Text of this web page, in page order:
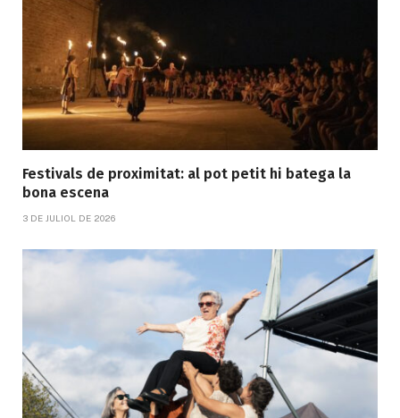
Festivals de proximitat: al pot petit hi batega la
bona escena
3 DE JULIOL DE 2026